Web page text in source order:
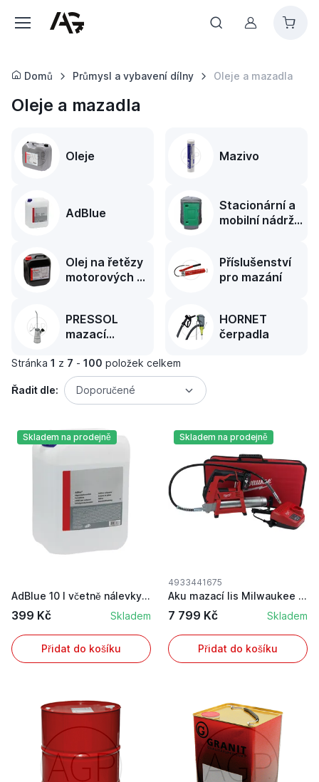
Můj účet
Domů Průmysl a vybavení dílny Oleje a mazadla
Oleje a mazadla
Oleje Mazivo
AdBlue
Stacionární a
mobilní nádrže
Olej na řetězy
motorových pil
Příslušenství
pro mazání
PRESSOL
mazací
HORNET
čerpadla
Stránka 1 z 7 - 100 položek celkem
Řadit dle: Doporučené
Skladem na prodejně
AdBlue 10 l včetně nálevky močovina pro redukci...
399 Kč Skladem
Přidat do košíku
Skladem na prodejně
4933441675
Aku mazací lis Milwaukee M12 GG-401B s baterií ...
7 799 Kč Skladem
Přidat do košíku